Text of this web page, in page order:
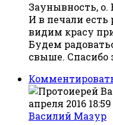
Заунывность, о.
И в печали есть
видим красу
Будем
свыше. Спасибо
апреля 2016 18:59
Василий Мазур